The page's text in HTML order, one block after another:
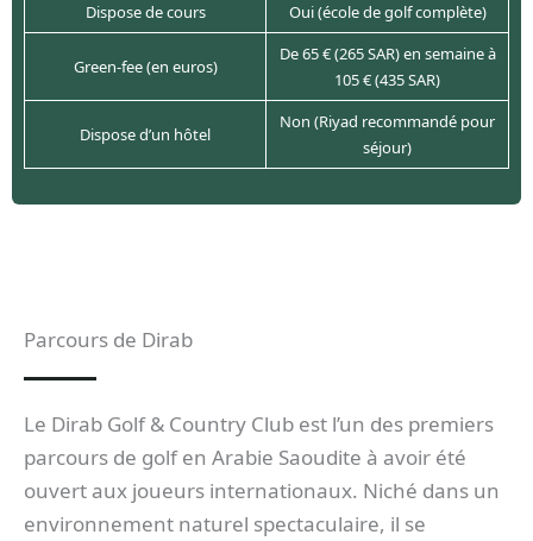
Dispose de cours
Oui (école de golf complète)
Green-fee (en euros)
De 65 € (265 SAR) en semaine à
105 € (435 SAR)
Dispose d’un hôtel
Non (Riyad recommandé pour
séjour)
Parcours de Dirab
Le Dirab Golf & Country Club est l’un des premiers
parcours de golf en Arabie Saoudite à avoir été
ouvert aux joueurs internationaux. Niché dans un
environnement naturel spectaculaire, il se